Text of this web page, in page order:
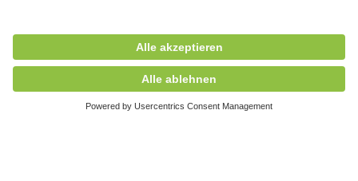
5,90 €
Nicht auf Lager